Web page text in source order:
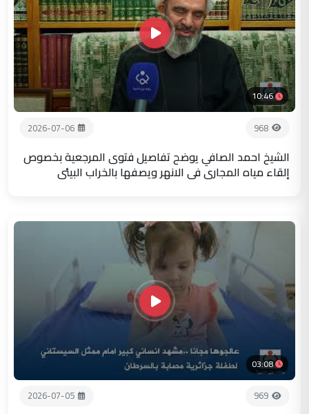
10:46
968
2026-07-06
الشيخ احمد الصافي يوضح تفاصيل فتوى المرجعية بخصوص
إلقاء مياه المجاري في الانهر ويصفها بالخراب البيئي
03:08
969
2026-07-05